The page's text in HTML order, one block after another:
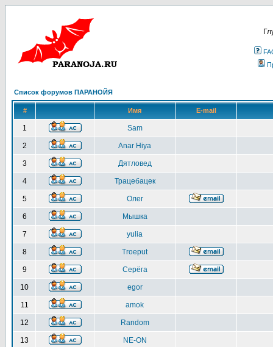
Список форумов ПАРАНОЙЯ
# Имя E-mail
1 Sam
2 Anar Hiya
3 Дятловед
4 Трацебацек
5 Олег
6 Мышка
7 yulia
8 Troeput
9 Серёга
10 egor
11 amok
12 Random
13 NE-ON